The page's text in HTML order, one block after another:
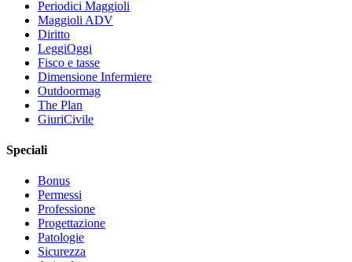
Periodici Maggioli
Maggioli ADV
Diritto
LeggiOggi
Fisco e tasse
Dimensione Infermiere
Outdoormag
The Plan
GiuriCivile
Speciali
Bonus
Permessi
Professione
Progettazione
Patologie
Sicurezza